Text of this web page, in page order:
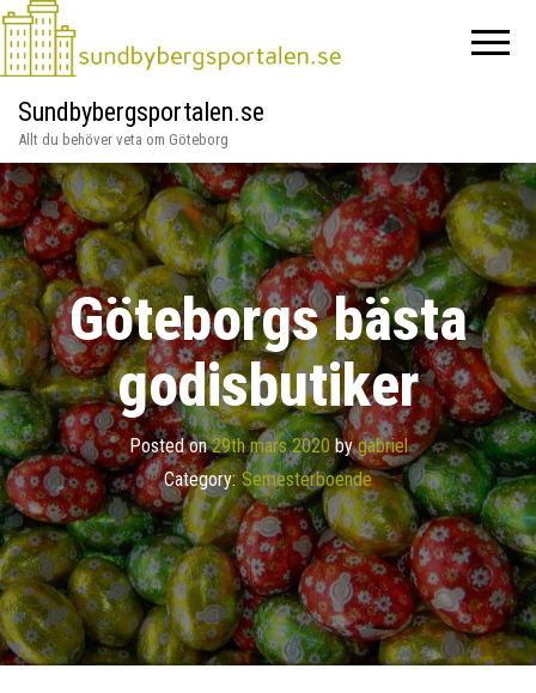
Sundbybergsportalen.se
Allt du behöver veta om Göteborg
Göteborgs bästa
godisbutiker
Posted on29th mars 2020 bygabriel
Category: Semesterboende